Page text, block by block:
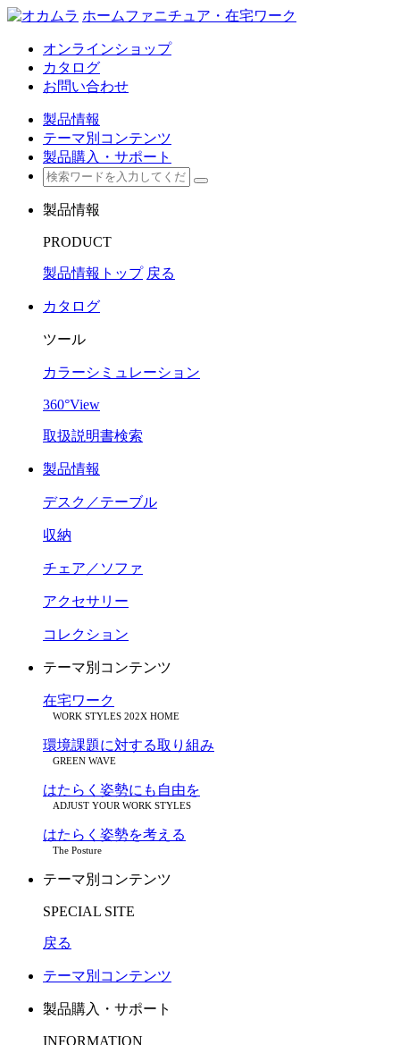
ホームファニチュア・在宅ワーク
オンラインショップ
カタログ
お問い合わせ
製品情報
テーマ別コンテンツ
製品購入・サポート
製品情報
PRODUCT
製品情報トップ 戻る
カタログ
ツール
カラーシミュレーション
360°View
取扱説明書検索
製品情報
デスク／テーブル
収納
チェア／ソファ
アクセサリー
コレクション
テーマ別コンテンツ
在宅ワーク
WORK STYLES 202X HOME
環境課題に対する取り組み
GREEN WAVE
はたらく姿勢にも自由を
ADJUST YOUR WORK STYLES
はたらく姿勢を考える
The Posture
テーマ別コンテンツ
SPECIAL SITE
戻る
テーマ別コンテンツ
製品購入・サポート
INFORMATION